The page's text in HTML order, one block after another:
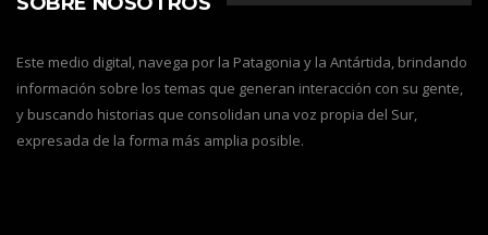
Este medio digital, navega por la Patagonia y la Antártida, brindando
información sobre los temas que generan interacción con su gente,
y buscando historias que consolidan una voz propia del Sur,
expresada de la forma más amplia posible.